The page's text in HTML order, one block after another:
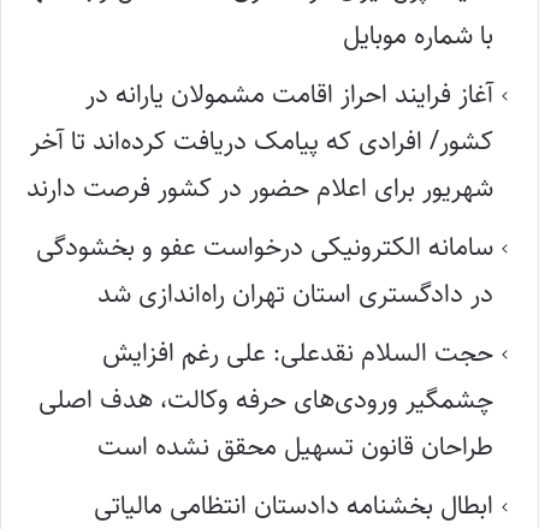
با شماره موبایل
آغاز فرایند احراز اقامت مشمولان یارانه در
کشور/ افرادی که پیامک دریافت کرده‌اند تا آخر
شهریور برای اعلام حضور در کشور فرصت دارند
سامانه الکترونیکی درخواست عفو و بخشودگی
در دادگستری استان تهران راه‌اندازی شد
حجت السلام نقدعلی: علی رغم افزایش
چشمگیر ورودی‌های حرفه وکالت، هدف اصلی
طراحان قانون تسهیل محقق نشده است
ابطال بخشنامه دادستان انتظامی مالیاتی